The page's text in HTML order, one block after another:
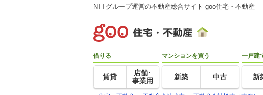
NTTグループ運営の不動産総合サイト goo住宅・不動産
借りる
賃貸
店舗･
事業用
マンションを買う
新築 中古
一戸建
新